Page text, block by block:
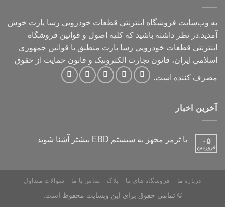
به وب‌سايت فروشگاه اينترنتي قطعات خودرويي رسا پارت خوش
آمديد.در نظر داشته باشيد که کليه اصول و قوانين فروشگاه
اينترنتي قطعات خودرويي رسا پارت منطبق با قوانين جمهوري
اسلامي ايران، قانون تجارت الکترونيک و قانون حمايت از حقوق
مصرف کننده است.
آخرین اخبار
۰۵
فروردین
با ترمز مجهز به سیستم EBD بیشتر آشنا شوید
درباره ما فروشگاه های ما بلاگ تماس با ما سوالات متداول
© تمامی حقوق برای این وبسایت محفوظ است.